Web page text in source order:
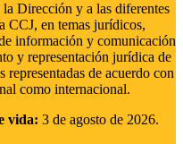
Dirección y a las diferentes
CCJ, en temas jurídicos,
información y comunicación
y representación jurídica de
de acuerdo con
como internacional.
vida: 3 de agosto de 2026.